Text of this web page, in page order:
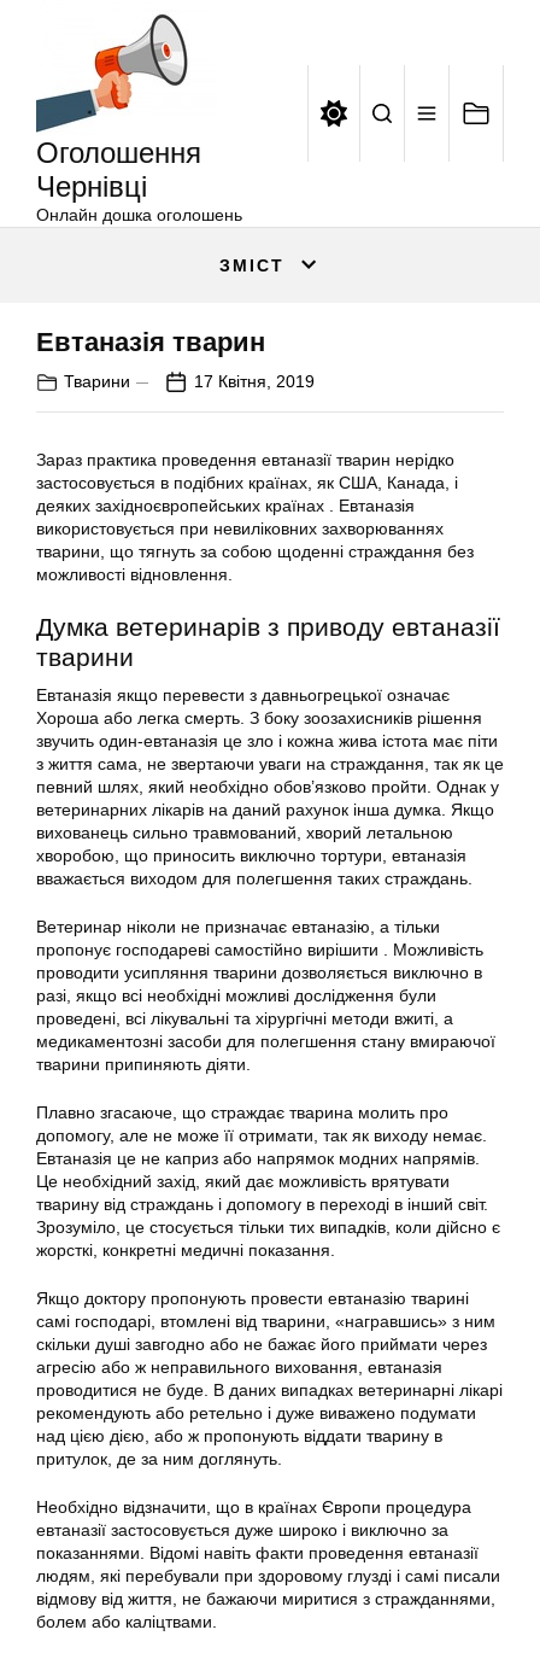
Оголошення
Чернівці
Онлайн дошка оголошень
ЗМІСТ
Евтаназія тварин
Тварини 17 Квітня, 2019
Зараз практика проведення евтаназії тварин нерідко
застосовується в подібних країнах, як США, Канада, і
деяких західноєвропейських країнах . Евтаназія
використовується при невиліковних захворюваннях
тварини, що тягнуть за собою щоденні страждання без
можливості відновлення.
Думка ветеринарів з приводу евтаназії
тварини
Евтаназія якщо перевести з давньогрецької означає
Хороша або легка смерть. З боку зоозахисників рішення
звучить один-евтаназія це зло і кожна жива істота має піти
з життя сама, не звертаючи уваги на страждання, так як це
певний шлях, який необхідно обов’язково пройти. Однак у
ветеринарних лікарів на даний рахунок інша думка. Якщо
вихованець сильно травмований, хворий летальною
хворобою, що приносить виключно тортури, евтаназія
вважається виходом для полегшення таких страждань.
Ветеринар ніколи не призначає евтаназію, а тільки
пропонує господареві самостійно вирішити . Можливість
проводити усипляння тварини дозволяється виключно в
разі, якщо всі необхідні можливі дослідження були
проведені, всі лікувальні та хірургічні методи вжиті, а
медикаментозні засоби для полегшення стану вмираючої
тварини припиняють діяти.
Плавно згасаюче, що страждає тварина молить про
допомогу, але не може її отримати, так як виходу немає.
Евтаназія це не каприз або напрямок модних напрямів.
Це необхідний захід, який дає можливість врятувати
тварину від страждань і допомогу в переході в інший світ.
Зрозуміло, це стосується тільки тих випадків, коли дійсно є
жорсткі, конкретні медичні показання.
Якщо доктору пропонують провести евтаназію тварині
самі господарі, втомлені від тварини, «награвшись» з ним
скільки душі завгодно або не бажає його приймати через
агресію або ж неправильного виховання, евтаназія
проводитися не буде. В даних випадках ветеринарні лікарі
рекомендують або ретельно і дуже виважено подумати
над цією дією, або ж пропонують віддати тварину в
притулок, де за ним доглянуть.
Необхідно відзначити, що в країнах Європи процедура
евтаназії застосовується дуже широко і виключно за
показаннями. Відомі навіть факти проведення евтаназії
людям, які перебували при здоровому глузді і самі писали
відмову від життя, не бажаючи миритися з стражданнями,
болем або каліцтвами.